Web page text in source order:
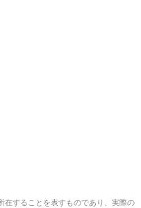
することを表すものであり、実際の